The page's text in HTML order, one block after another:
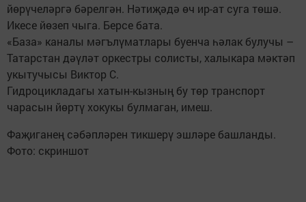
йөрүчеләргә бәрелгән. Нәтиҗәдә өч ир-ат суга төшә.
Икесе йөзеп чыга. Берсе бата.
«База» каналы мәгълүматлары буенча һәлак булучы –
Татарстан дәүләт оркестры солисты, халыкара мәктәп
укытучысы Виктор С.
Гидроцикладагы хатын-кызның бу төр транспорт
чарасын йөртү хокукы булмаган, имеш.
Фаҗиганең сәбәпләрен тикшерү эшләре башланды.
Фото: скриншот